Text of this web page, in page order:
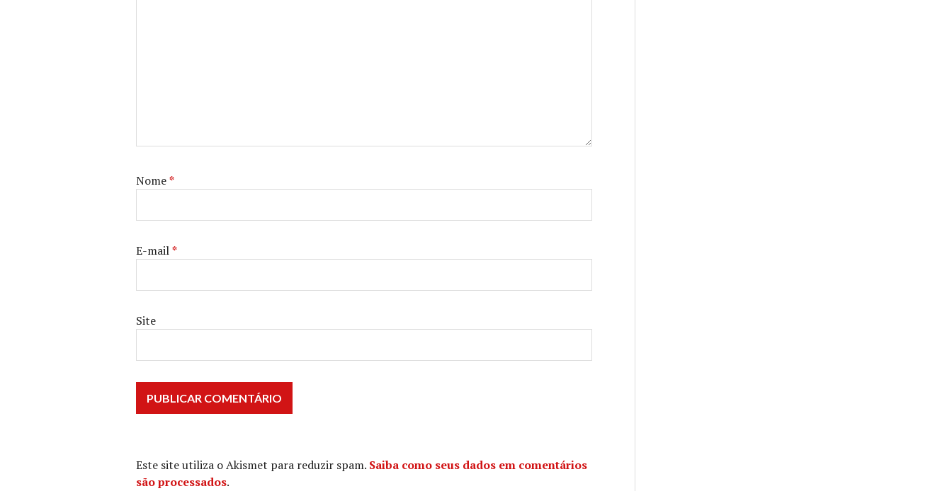
Nome*
E-mail*
Site
Este site utiliza o Akismet para reduzir spam. Saiba como seus dados em comentários
são processados.